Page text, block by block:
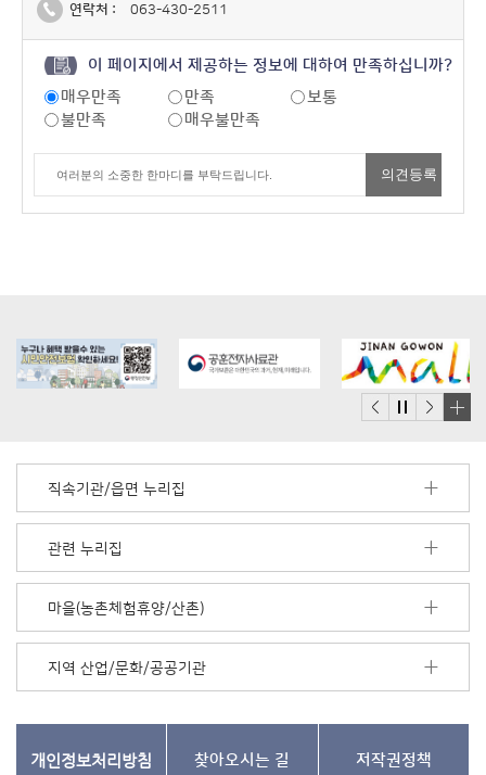
연락처 :
063-430-2511
이 페이지에서 제공하는 정보에 대하여 만족하십니까?
매우만족
만족
보통
불만족
매우불만족
더
기
직속기관/읍면 누리집
관련 누리집
마을(농촌체험휴양/산촌)
지역 산업/문화/공공기관
개인정보처리방침 찾아오시는 길 저작권정책